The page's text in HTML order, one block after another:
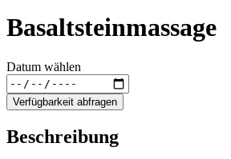
Basaltsteinmassage
Datum wählen
Verfügbarkeit abfragen
Beschreibung